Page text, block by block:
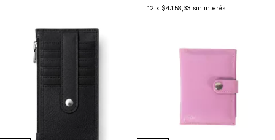
12 x $4.158,33 sin interés